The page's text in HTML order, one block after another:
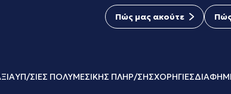
Πώς μας ακούτε
ΥΠ/ΣΙΕΣ ΠΟΛΥΜΕΣΙΚΗΣ ΠΛΗΡ/ΣΗΣΧΟΡΗΓΙΕΣ